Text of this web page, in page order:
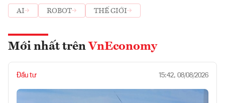
AI ROBOT THẾ GIỚI
Mới nhất trên VnEconomy
Đầu tư 15:42, 08/08/2026